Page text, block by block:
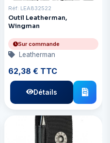
Réf: LEA832522
Outil Leatherman,
Wingman
Sur commande
Leatherman
62,38 € TTC
Détails